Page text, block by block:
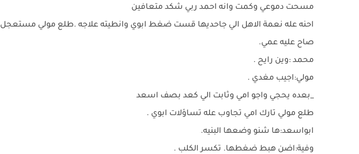
مسحت دموعي وكمت وانه احمد ربي شكد متعافين
احنه عله نعمة الاهل الي جاحديها قست ضغط ابوي وانطيته علاجه .طلع مولي مستعجل
صاح عليه عمي.
محمد :وين رايح .
مولي:اجيب مغدي .
_بعده يحجي واجو امي وثابت الي كعد بصف اسعد
طلع مولي تارك امي تجاوب عله تساؤلات ابوي .
ابواسعد:ها شنو وضعها البنيه.
وفية:اضن هبط ضغطها. تكسر الكلب .